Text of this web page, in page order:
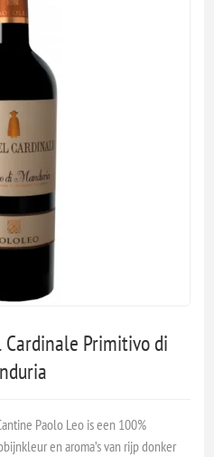
Cardinale Primitivo di
Paolo Leo is een 100%
en aroma’s van rijp donker